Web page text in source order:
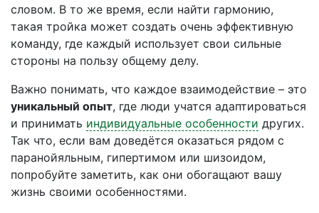
словом. В то же время, если найти гармонию,
такая тройка может создать очень эффективную
команду, где каждый использует свои сильные
стороны на пользу общему делу.
Важно понимать, что каждое взаимодействие – это
уникальный опыт, где люди учатся адаптироваться
и принимать индивидуальные особенности других.
Так что, если вам доведётся оказаться рядом с
паранойяльным, гипертимом или шизоидом,
попробуйте заметить, как они обогащают вашу
жизнь своими особенностями.